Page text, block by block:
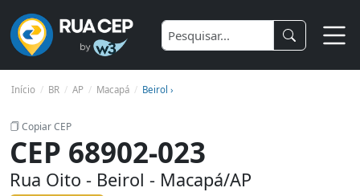
Início BR AP Macapá Beirol ›
Copiar CEP
CEP 68902-023
Rua Oito - Beirol - Macapá/AP